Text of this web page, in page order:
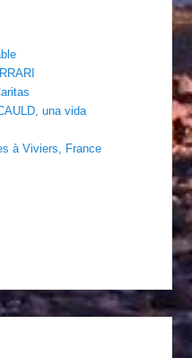
una vida
à Viviers, France